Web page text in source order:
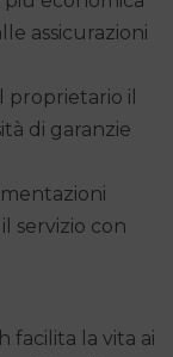
assicurazioni
proprietario il
di garanzie
servizio con
la vita ai